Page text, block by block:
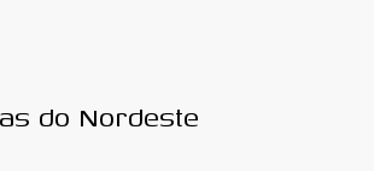
do Nordeste